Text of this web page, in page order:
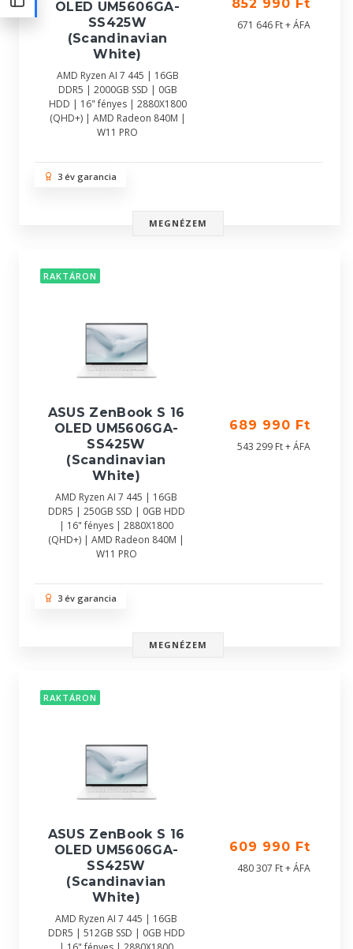
OLED UM5606GA-
SS425W
(Scandinavian
White)
AMD Ryzen AI 7 445 | 16GB
DDR5 | 2000GB SSD | 0GB
HDD | 16" fényes | 2880X1800
(QHD+) | AMD Radeon 840M |
W11 PRO
852 990 Ft
671 646 Ft + ÁFA
3 év garancia
MEGNÉZEM
RAKTÁRON
ASUS ZenBook S 16
OLED UM5606GA-
SS425W
(Scandinavian
White)
AMD Ryzen AI 7 445 | 16GB
DDR5 | 250GB SSD | 0GB HDD
| 16" fényes | 2880X1800
(QHD+) | AMD Radeon 840M |
W11 PRO
689 990 Ft
543 299 Ft + ÁFA
3 év garancia
MEGNÉZEM
RAKTÁRON
ASUS ZenBook S 16
OLED UM5606GA-
SS425W
(Scandinavian
White)
AMD Ryzen AI 7 445 | 16GB
DDR5 | 512GB SSD | 0GB HDD
609 990 Ft
480 307 Ft + ÁFA